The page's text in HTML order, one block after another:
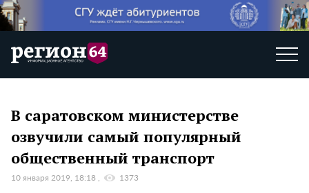
В саратовском министерстве
озвучили самый популярный
общественный транспорт
10 января 2019, 18:18 1373